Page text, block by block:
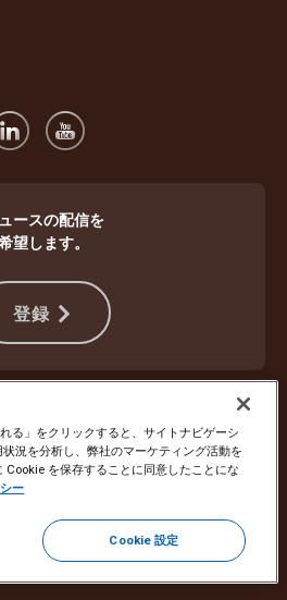
ースの配信を
望します。
登録
ー通知
Cookie設定
Parcel Service of America, Inc. All rights
の配信停止をご希望の場合は
登録を解除してください
更新するか、UPSマーケティングEメー
こちらをクリックしてください。
る」をクリックすると、サイトナビゲーシ
況を分析し、弊社のマーケティング活動を
Cookie を保存することに同意したことにな
ー
Cookie 設定